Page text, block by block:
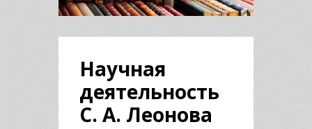
Научная
деятельность
С. А. Леонова